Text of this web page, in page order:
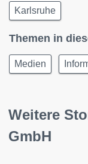
Karlsruhe
Themen in
Medien
Weitere
GmbH